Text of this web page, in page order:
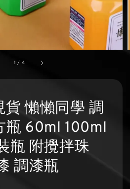
1 / 4
貨 懶懶同學 調
瓶 60ml 100ml
瓶 附攪拌珠
調漆瓶